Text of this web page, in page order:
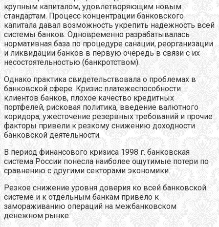
крупным капиталом, удовлетворяющим новым
стандартам. Процесс концентрации банковского
капитала давал возможность укрепить надежность всей
системы банков. Одновременно разрабатывалась
нормативная база по процедуре санации, реорганизации
и ликвидации банков в первую очередь в связи с их
несостоятельностью (банкротством).
Однако практика свидетельствовала о проблемах в
банковской сфере. Кризис платежеспособности
клиентов банков, плохое качество кредитных
портфелей, рисковая политика, введение валютного
коридора, ужесточение резервных требований и прочие
факторы привели к резкому снижению доходности
банковской деятельности.
В период финансового кризиса 1998 г. банковская
система России понесла наиболее ощутимые потери по
сравнению с другими секторами экономики.
Резкое снижение уровня доверия ко всей банковской
системе и к отдельным банкам привело к
замораживанию операций на межбанковском
денежном рынке.